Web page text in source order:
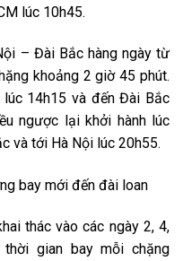
lúc 10h45.
– Đài Bắc hàng ngày từ
khoảng 2 giờ 45 phút.
lúc 14h15 và đến Đài Bắc
ngược lại khởi hành lúc
và tới Hà Nội lúc 20h55.
thác vào các ngày 2, 4,
gian bay mỗi chặng